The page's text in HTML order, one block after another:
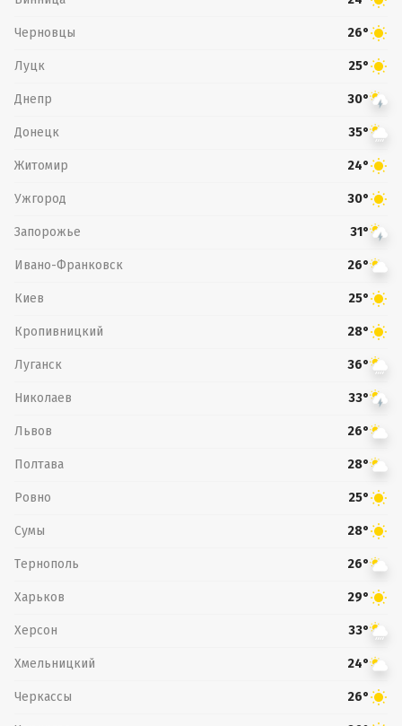
Черновцы 26°
Луцк 25°
Днепр 30°
Донецк 35°
Житомир 24°
Ужгород 30°
Запорожье 31°
Ивано-Франковск 26°
Киев 25°
Кропивницкий 28°
Луганск 36°
Николаев 33°
Львов 26°
Полтава 28°
Ровно 25°
Сумы 28°
Тернополь 26°
Харьков 29°
Херсон 33°
Хмельницкий 24°
Черкассы 26°